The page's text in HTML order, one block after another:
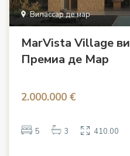
Вилассар де мар
MarVista Village
Премиа де Мар
2.000.000 €
5 3 410.00